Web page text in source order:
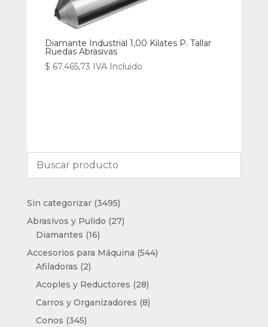
Diamante Industrial 1,00 Kilates P. Tallar
Ruedas Abrasivas
$ 67.465,73 IVA Incluido
Sin categorizar 34953495
productos
Abrasivos y Pulido 2727
Diamantes 1616
productos
Accesorios para Máquina 544544
Afiladoras 22
productos
Acoples y Reductores 2828
productos
Carros y Organizadores 88
Conos 345345